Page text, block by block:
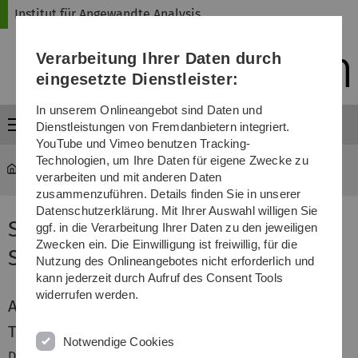
Direkt
Direkt
Direkt
(Sprache,
Drucken,
Media)
Direkt
Direkt
Institut für Angewandte Analysis
Menü
Seminar Funktionalanalysis
Seminar Funktionalanalysis im
Sommersemester 2011
Aktuelles
Termine und Räume
Verarbeitung Ihrer Daten durch
eingesetzte Dienstleister:
In unserem Onlineangebot sind Daten und
Dienstleistungen von Fremdanbietern integriert.
YouTube und Vimeo benutzen Tracking-
Technologien, um Ihre Daten für eigene Zwecke zu
verarbeiten und mit anderen Daten
zusammenzuführen. Details finden Sie in unserer
Datenschutzerklärung. Mit Ihrer Auswahl willigen Sie
ggf. in die Verarbeitung Ihrer Daten zu den jeweiligen
Zwecken ein. Die Einwilligung ist freiwillig, für die
Nutzung des Onlineangebotes nicht erforderlich und
kann jederzeit durch Aufruf des Consent Tools
widerrufen werden.
Notwendige Cookies